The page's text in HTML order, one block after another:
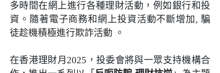
多時間在網上進行各種理財活動，例如銀行和投
資。隨著電子商務和網上投資活動不斷增加 ,騙
徒趁機積極進行欺詐活動 。
在香港理財月2025 ，投委會將與一眾支持機構合